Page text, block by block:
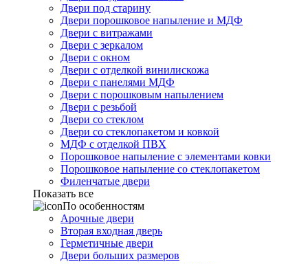
Двери под старину
Двери порошковое напыление и МДФ
Двери с витражами
Двери с зеркалом
Двери с окном
Двери с отделкой винилискожа
Двери с панелями МДФ
Двери с порошковым напылением
Двери с резьбой
Двери со стеклом
Двери со стеклопакетом и ковкой
МДФ с отделкой ПВХ
Порошковое напыление с элементами ковки
Порошковое напыление со стеклопакетом
Филенчатые двери
Показать все
По особенностям
Арочные двери
Вторая входная дверь
Герметичные двери
Двери больших размеров